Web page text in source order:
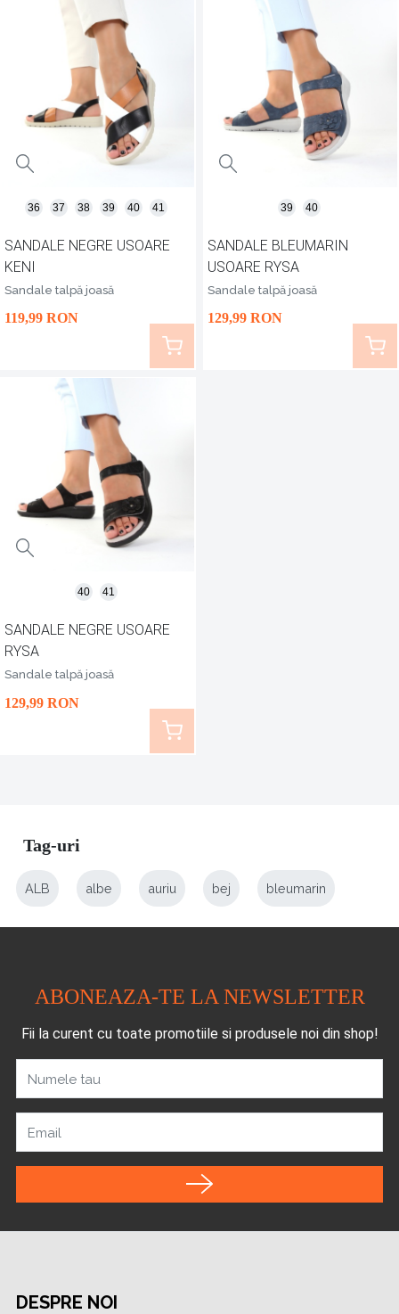
SANDALE NEGRE USOARE
KENI
Sandale talpă joasă
119,99 RON
36 37 38 39 40 41
SANDALE BLEUMARIN
USOARE RYSA
Sandale talpă joasă
129,99 RON
39 40
SANDALE NEGRE USOARE
RYSA
Sandale talpă joasă
129,99 RON
40 41
Tag-uri
ALB albe auriu bej bleumarin
ABONEAZA-TE LA NEWSLETTER
Fii la curent cu toate promotiile si produsele noi din shop!
Numele tau
Email
DESPRE NOI